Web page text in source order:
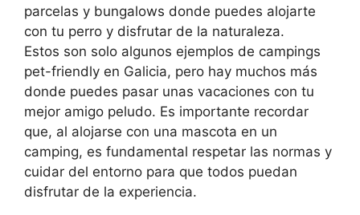
parcelas y bungalows donde puedes alojarte
con tu perro y disfrutar de la naturaleza.
Estos son solo algunos ejemplos de campings
pet-friendly en Galicia, pero hay muchos más
donde puedes pasar unas vacaciones con tu
mejor amigo peludo. Es importante recordar
que, al alojarse con una mascota en un
camping, es fundamental respetar las normas y
cuidar del entorno para que todos puedan
disfrutar de la experiencia.